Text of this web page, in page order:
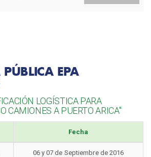
PÚBLICA EPA
LOGÍSTICA PARA
CAMIONES A PUERTO ARICA"
Fecha
06 y 07 de Septiembre de 2016